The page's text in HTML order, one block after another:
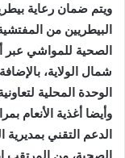
ويتم ضمان رعاية
البيطريين من
الصحية للمواشي عبر
شمال الولاية،
الوحدة المحلية
وأيضا أغذية الأنعام
الدعم التقني بمديرية